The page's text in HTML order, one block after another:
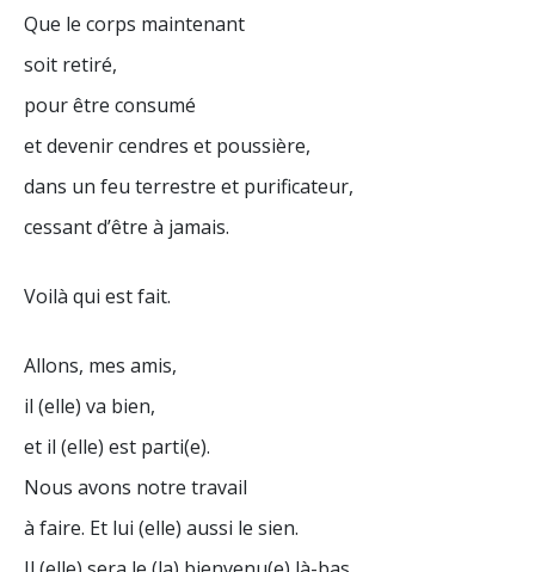
Que le corps maintenant
soit retiré,
pour être consumé
et devenir cendres et poussière,
dans un feu terrestre et purificateur,
cessant d’être à jamais.
Voilà qui est fait.
Allons, mes amis,
il (elle) va bien,
et il (elle) est parti(e).
Nous avons notre travail
à faire. Et lui (elle) aussi le sien.